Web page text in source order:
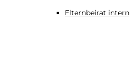
Elternbeirat intern